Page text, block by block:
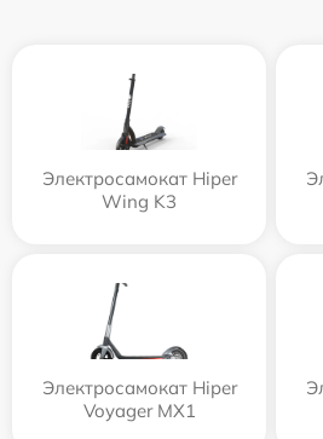
Электросамокат Hiper
Wing K3
Электросамокат Hiper
Voyager MX1